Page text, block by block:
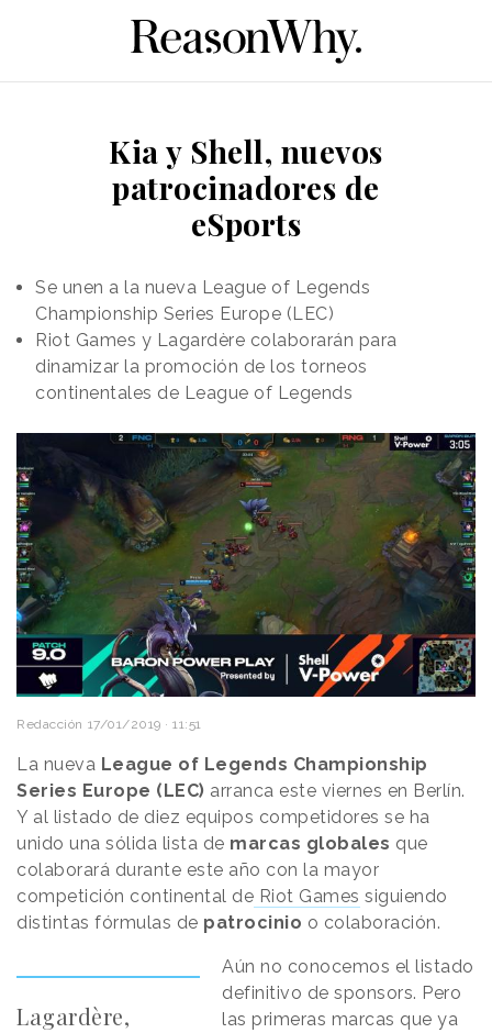
Kia y Shell, nuevos
patrocinadores de
eSports
Se unen a la nueva League of Legends
Championship Series Europe (LEC)
Riot Games y Lagardère colaborarán para
dinamizar la promoción de los torneos
continentales de League of Legends
Redacción 17/01/2019 · 11:51
La nueva League of Legends Championship
Series Europe (LEC) arranca este viernes en Berlín.
Y al listado de diez equipos competidores se ha
unido una sólida lista de marcas globales que
colaborará durante este año con la mayor
competición continental de Riot Games siguiendo
distintas fórmulas de patrocinio o colaboración.
Lagardère,
Aún no conocemos el listado
definitivo de sponsors. Pero
las primeras marcas que ya